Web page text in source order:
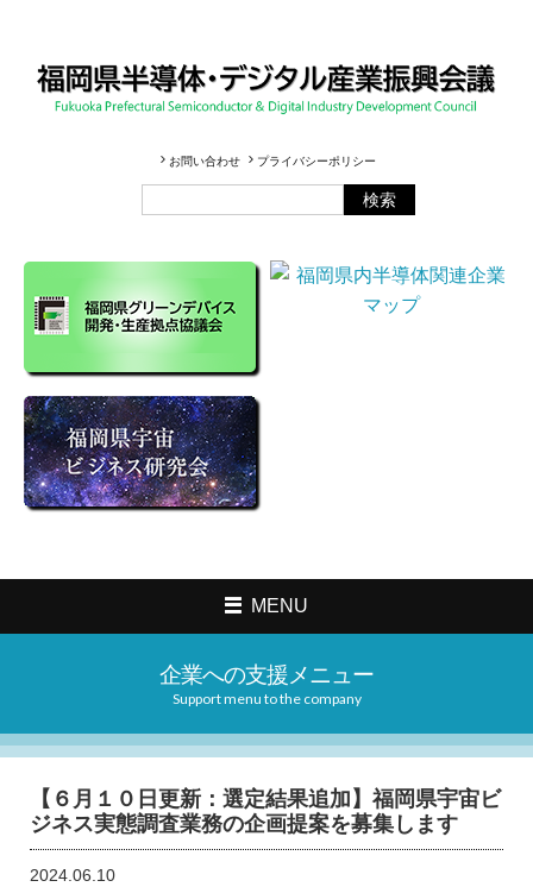
お問い合わせ プライバシーポリシー
MENU
企業への支援メニュー
Support menu to the company
【６月１０日更新：選定結果追加】福岡県宇宙ビ
ジネス実態調査業務の企画提案を募集します
2024.06.10